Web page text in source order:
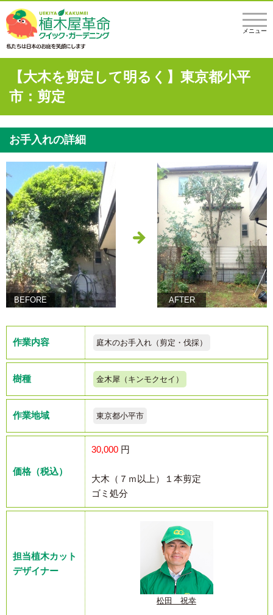
メニュー
【大木を剪定して明るく】東京都小平
市：剪定
お手入れの詳細
BEFORE AFTER
作業内容 庭木のお手入れ（剪定・伐採）
樹種 金木犀（キンモクセイ）
作業地域 東京都小平市
価格（税込）
30,000 円
大木（７ｍ以上）１本剪定
ゴミ処分
担当植木カット
デザイナー
松田 祝幸